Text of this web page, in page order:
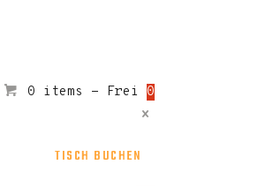
0 items - Frei 0
TISCH BUCHEN